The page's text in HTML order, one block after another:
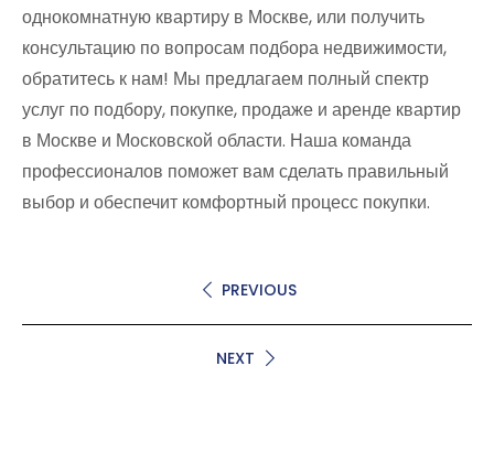
однокомнатную квартиру в Москве, или получить
консультацию по вопросам подбора недвижимости,
обратитесь к нам! Мы предлагаем полный спектр
услуг по подбору, покупке, продаже и аренде квартир
в Москве и Московской области. Наша команда
профессионалов поможет вам сделать правильный
выбор и обеспечит комфортный процесс покупки.
PREVIOUS
NEXT